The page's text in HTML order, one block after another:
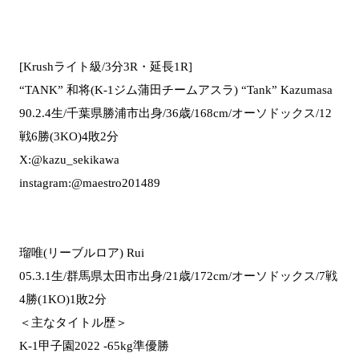
[Krushライト級/3分3R・延長1R]
“TANK” 和将(K-1ジム蒲田チームアスラ) “Tank” Kazumasa
90.2.4生/千葉県勝浦市出身/36歳/168cm/オーソドックス/12
戦6勝(3KO)4敗2分
X:@kazu_sekikawa
instagram:@maestro201489
瑠唯(リーブルロア) Rui
05.3.1生/群馬県太田市出身/21歳/172cm/オーソドックス/7戦
4勝(1KO)1敗2分
＜主なタイトル歴＞
K-1甲子園2022 -65kg準優勝